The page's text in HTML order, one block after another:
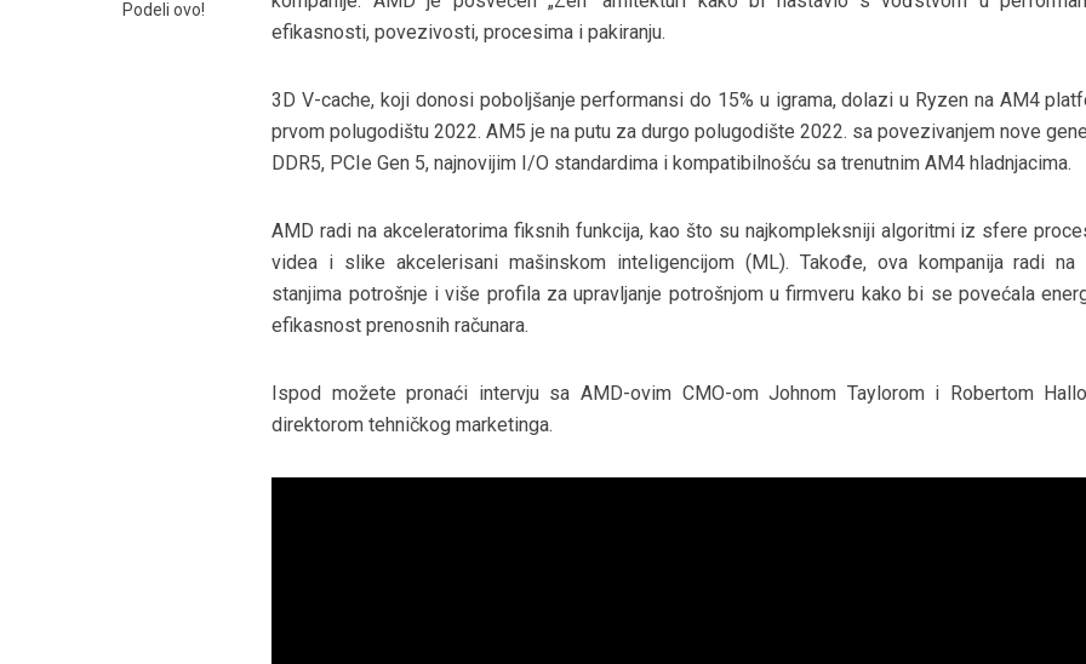
Podeli ovo!
efikasnosti, povezivosti, procesima i pakiranju.
3D V-cache, koji donosi poboljšanje performansi do 15% u igrama, dolazi u Ryzen na AM4
prvom polugodištu 2022. AM5 je na putu za durgo polugodište 2022. sa povezivanjem nove
DDR5, PCIe Gen 5, najnovijim I/O standardima i kompatibilnošću sa trenutnim AM4 hladnjacima.
AMD radi na akceleratorima fiksnih funkcija, kao što su najkompleksniji algoritmi iz sfere
videa i slike akcelerisani mašinskom inteligencijom (ML). Takođe, ova kompanija radi na
stanjima potrošnje i više profila za upravljanje potrošnjom u firmveru kako bi se povećala
efikasnost prenosnih računara.
Ispod možete pronaći intervju sa AMD-ovim CMO-om Johnom Taylorom i Robertom
direktorom tehničkog marketinga.